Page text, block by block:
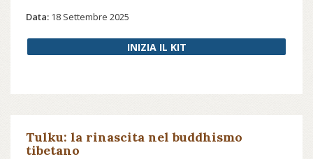
a conoscere il percorso attraverso il quale è stato
promulgato il Codice di Diritto Canonico del 1917,
durante il pontificato di Pio X, e come è stato recepito
Data: 18 Settembre 2025
INIZIA IL KIT
Tulku: la rinascita nel buddhismo
tibetano